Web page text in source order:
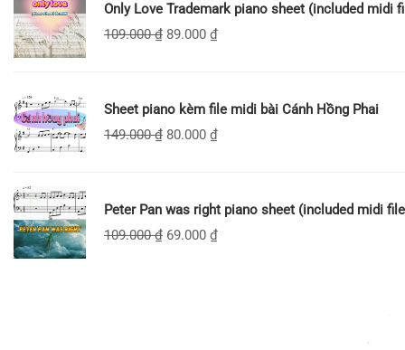
Only Love Trademark piano sheet (included midi
109.000₫ 89.000 ₫
Sheet piano kèm file midi bài Cánh Hồng Phai
149.000₫ 80.000 ₫
Peter Pan was right piano sheet (included midi
109.000₫ 69.000 ₫